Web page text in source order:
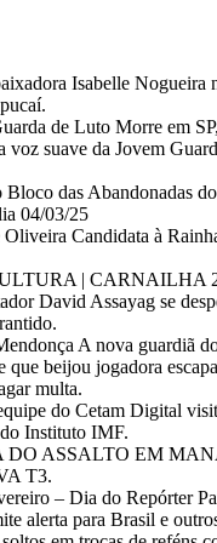
Isabelle Nogueira
de Luto Morre em
voz suave da Jovem
Bloco das Abandonadas
04/03/25
Candidata à
| CARNAILHA
David Assayag se
A nova guardiã
que beijou jogadora
multa.
do Cetam Digital
Instituto IMF.
DO ASSALTO EM
T3.
– Dia do Repórter
alerta para Brasil e